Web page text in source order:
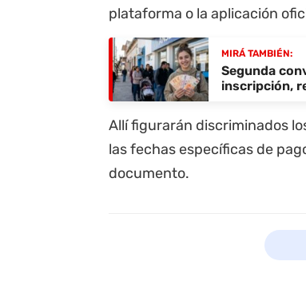
plataforma o la aplicación
MIRÁ TAMBIÉN:
Segunda
inscripción,
Allí figurarán discriminados
las fechas específicas de
documento.